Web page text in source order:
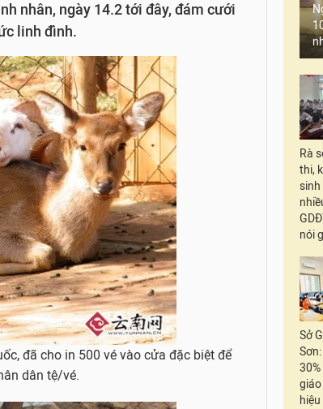
nhân, ngày 14.2 tới đây, đám cưới
linh đình.
đã cho in 500 vé vào cửa đặc biệt để
dân tệ/vé.
Rà
thi,
sinh
nói
Sở